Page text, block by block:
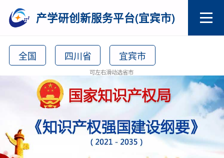
产学研创新服务平台(宜宾市)
全国 四川省 宜宾市
可左右滑动选省市